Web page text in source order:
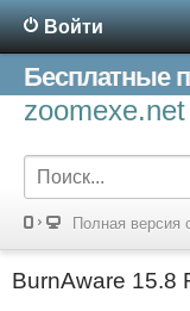
Войти
Бесплатные
zoomexe.net
Полная версия
BurnAware 15.8